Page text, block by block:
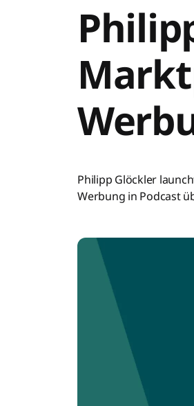
Philipp Glöckler
Werbung in Podcast